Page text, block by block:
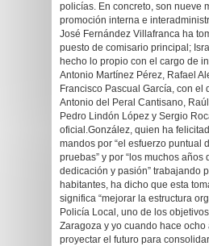
policías. En concreto, son nueve
promoción interna e
José Fernández Villafranca ha
puesto de comisario principal;
hecho lo propio con el cargo de
Antonio Martínez Pérez, Rafael
Francisco Pascual García, con el
Antonio del Peral Cantisano,
Pedro Lindón López y Sergio
oficial.González, quien ha
mandos por “el esfuerzo puntual
pruebas” y por “los muchos años
dedicación y pasión” trabajando
habitantes, ha dicho que esta
significa “mejorar la estructura
Policía Local, uno de los
Zaragoza y yo cuando hace
proyectar el futuro para